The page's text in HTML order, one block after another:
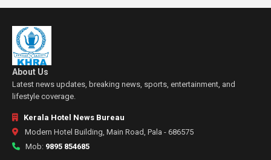
About Us
Latest news updates, breaking news, sports, entertainment, and
lifestyle coverage.
Kerala Hotel News Bureau
Modern Hotel Building, Main Road, Pala - 686575
Mob: 9895 854685